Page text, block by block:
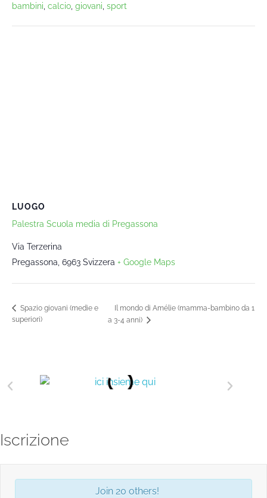
bambini calcio giovani sport
LUOGO
Palestra Scuola media di Pregassona
Via Terzerina
Pregassona 6963 Svizzera + Google Maps
Spazio giovani (medie e
superiori)
Il mondo di Amélie (mamma-bambino da 1
a 3-4 anni)
Iscrizione
Join 20 others!